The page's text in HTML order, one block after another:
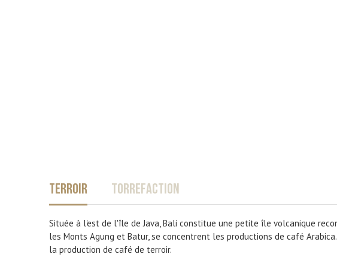
TERROIR TORREFACTION
Située à l'est de l'île de Java, Bali constitue une petite île volcanique
les Monts Agung et Batur, se concentrent les productions de café
la production de café de terroir.